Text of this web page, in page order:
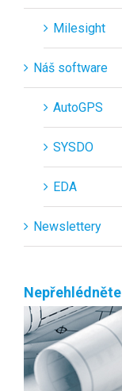
Milesight
Náš software
AutoGPS
SYSDO
EDA
Newslettery
Nepřehlédněte